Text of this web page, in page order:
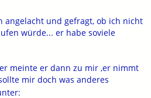
angelacht und gefragt, ob ich nicht
würde... er habe soviele
meinte er dann zu mir ,er nimmt
mir doch was anderes